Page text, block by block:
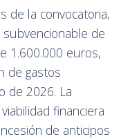
de la convocatoria,
de
1.600.000 euros,
de gastos
de 2026. La
financiera
de anticipos